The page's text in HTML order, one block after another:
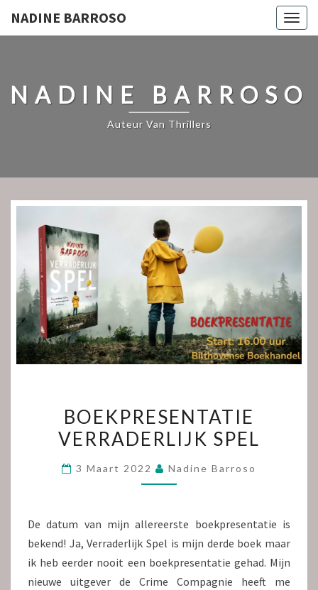
NADINE BARROSO
NADINE BARROSO
Auteur Van Thrillers
VERRADERLIJK
SPEL
BOEKPRESENTATIE
VERRADERLIJK SPEL
3 Maart 2022 Nadine Barroso
De datum van mijn allereerste boekpresentatie is
bekend! Ja, Verraderlijk Spel is mijn derde boek maar
ik heb eerder nooit een boekpresentatie gehad. Mijn
nieuwe uitgever de Crime Compagnie heeft me